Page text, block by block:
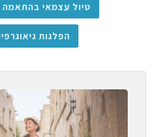
טיול עצמאי בהתאמה
הפלגות